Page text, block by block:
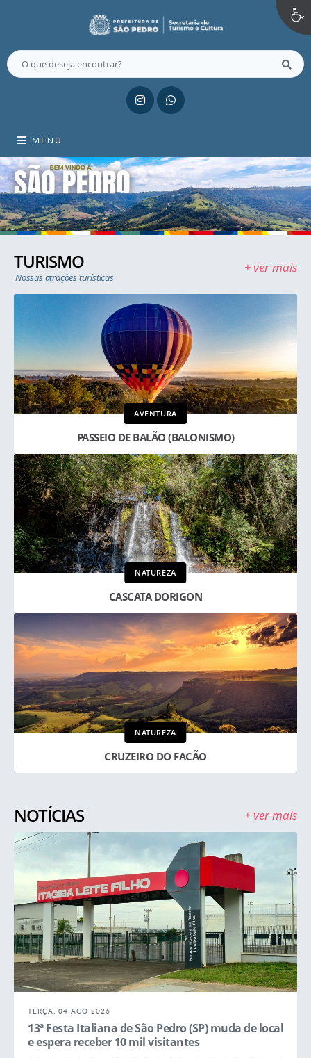
MENU
TURISMO
Nossas atrações turísticas
+ ver mais
AVENTURA
PASSEIO DE BALÃO (BALONISMO)
NATUREZA
CASCATA DORIGON
NATUREZA
CRUZEIRO DO FACÃO
NOTÍCIAS + ver mais
TERÇA, 04 AGO 2026
13ª Festa Italiana de São Pedro (SP) muda de local
e espera receber 10 mil visitantes